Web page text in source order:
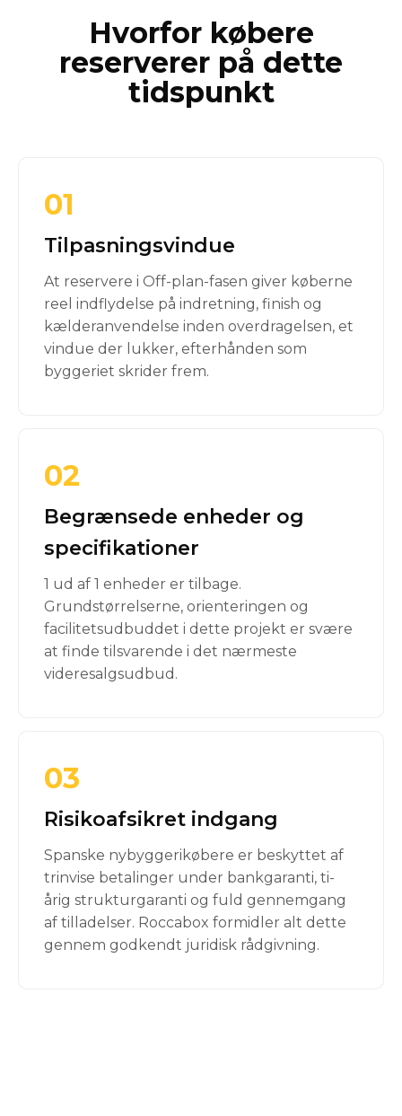
Hvorfor købere
reserverer på dette
tidspunkt
01
Tilpasningsvindue
At reservere i Off-plan-fasen giver køberne
reel indflydelse på indretning, finish og
kælderanvendelse inden overdragelsen, et
vindue der lukker, efterhånden som
byggeriet skrider frem.
02
Begrænsede enheder og
specifikationer
1 ud af 1 enheder er tilbage.
Grundstørrelserne, orienteringen og
facilitetsudbuddet i dette projekt er svære
at finde tilsvarende i det nærmeste
videresalgsudbud.
03
Risikoafsikret indgang
Spanske nybyggerikøbere er beskyttet af
trinvise betalinger under bankgaranti, ti-
årig strukturgaranti og fuld gennemgang
af tilladelser. Roccabox formidler alt dette
gennem godkendt juridisk rådgivning.